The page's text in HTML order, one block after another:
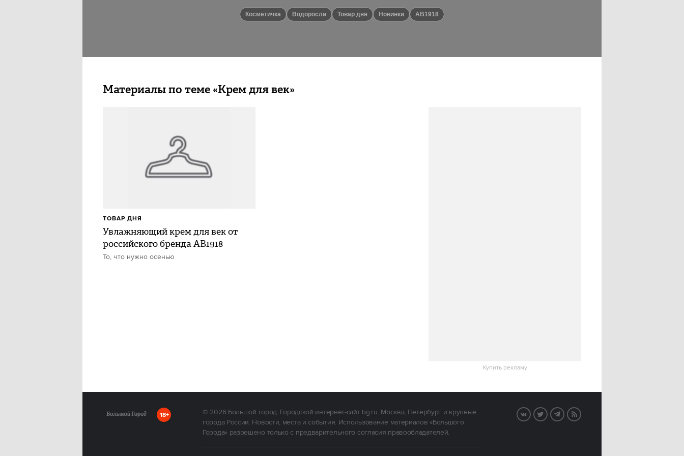
Косметичка Водоросли Товар дня Новинки АВ1918
Материалы по теме «Крем для век»
Купить рекламу
Увлажняющий крем для век от
российского бренда АВ1918
То, что нужно осенью
ТОВАР ДНЯ
18+ © 2026Большой город. Городской интернет-сайт bg.ru. Москва, Петербург и крупные
города России. Новости, места и события. Использование материалов «Большого
Города» разрешено только с предварительного согласия правообладателей.
VK TwitterTelegram
RSS